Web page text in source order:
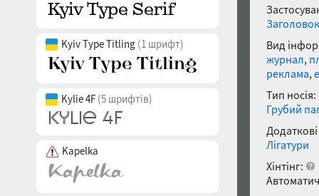
Kyiv Type Titling (1 шрифт)
Kylie 4F (5 шрифтів)
Kapelka
Заголовок
Вид
журнал,
реклама,
Тип носія:
Грубий
Лігатури
Хінтінг: